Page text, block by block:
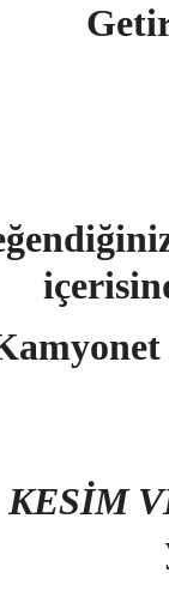
KESİM